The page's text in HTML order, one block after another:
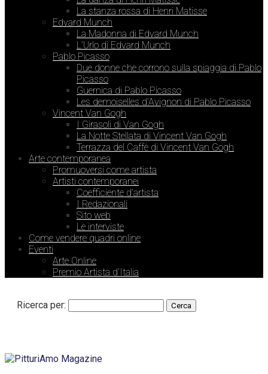
La stanza rossa di Henri Matisse
Edvard Munch
La Madonna di Edvard Munch
L’Urlo di Edvard Munch
Pablo Picasso
Due donne che corrono sulla spiaggia di Pablo
Picasso
Guernica di Pablo Picasso
Les demoiselles d’Avignon di Pablo Picasso
Vincent Van Gogh
I Girasoli di Van Gogh
La Notte Stellata di Vincent Van Gogh
Terrazza del Caffè di Vincent Van Gogh
Arte contemporanea
Promuoversi come artista
Artisti contemporanei
Coefficiente d’artista
I Redazionali
Sito web
Le interviste
Come vendere quadri online
Eventi
Arte Online
Premio Artista d’Italia
Ricerca per: